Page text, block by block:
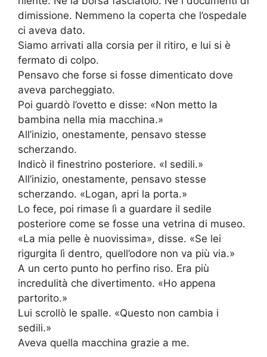
dimissione. Nemmeno la coperta che l’ospedale
ci aveva dato.
Siamo arrivati alla corsia per il ritiro, e lui si è
fermato di colpo.
Pensavo che forse si fosse dimenticato dove
aveva parcheggiato.
Poi guardò l’ovetto e disse: «Non metto la
bambina nella mia macchina.»
All’inizio, onestamente, pensavo stesse
scherzando.
Indicò il finestrino posteriore. «I sedili.»
All’inizio, onestamente, pensavo stesse
scherzando. «Logan, apri la porta.»
Lo fece, poi rimase lì a guardare il sedile
posteriore come se fosse una vetrina di museo.
«La mia pelle è nuovissima», disse. «Se lei
rigurgita lì dentro, quell’odore non va più via.»
A un certo punto ho perfino riso. Era più
incredulità che divertimento. «Ho appena
partorito.»
Lui scrollò le spalle. «Questo non cambia i
sedili.»
Aveva quella macchina grazie a me.